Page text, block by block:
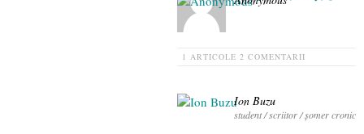
Alecsandra Serediuc
1 ARTICOLE 2 COMENTARII
Ion Buzu
student / scriitor / şomer cronic